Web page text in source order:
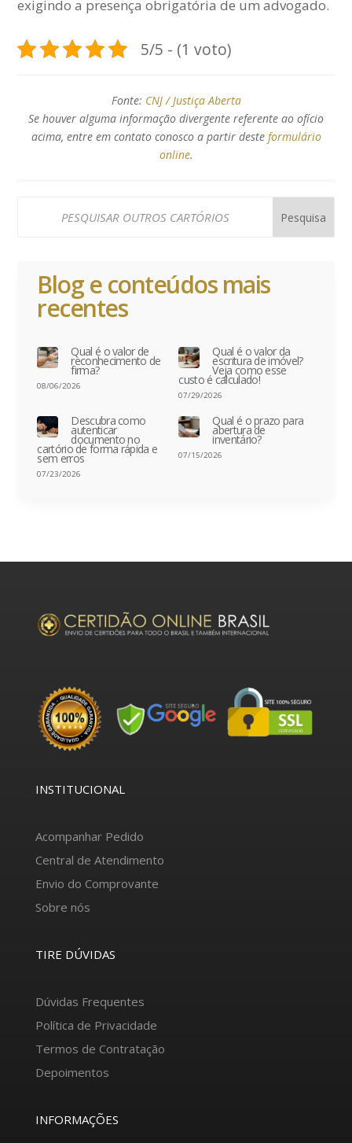
exigindo a presença obrigatória de um advogado.
5/5 - (1 voto)
Fonte: CNJ / Justiça Aberta
Se houver alguma informação divergente referente ao ofício
acima, entre em contato conosco a partir deste formulário
online.
Blog e conteúdos mais
recentes
Qual é o valor de
reconhecimento de
firma?
08/06/2026
Qual é o valor da
escritura de imóvel?
Veja como esse
custo é calculado!
07/29/2026
Descubra como
autenticar
documento no
cartório de forma rápida e
sem erros
07/23/2026
Qual é o prazo para
abertura de
inventário?
07/15/2026
INSTITUCIONAL
Acompanhar Pedido
Central de Atendimento
Envio do Comprovante
Sobre nós
TIRE DÚVIDAS
Dúvidas Frequentes
Política de Privacidade
Termos de Contratação
Depoimentos
INFORMAÇÕES